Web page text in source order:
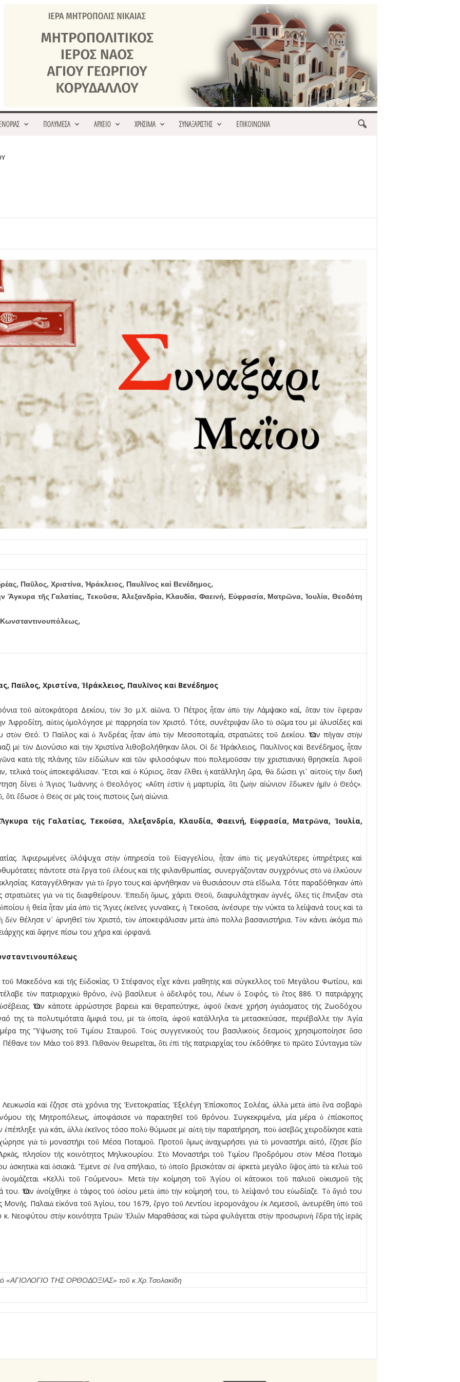
ΠΟΛΥΜΕΣΑ ΑΡΧΕΙΟ ΧΡΗΣΙΜΑ ΣΥΝΑΞΑΡΙΣΤΗΣ ΕΠΙΚΟΙΝΩΝΙΑ
Παῦλος, Χριστίνα, Ἡράκλειος, Παυλῖνος καὶ Βενέδημος,
νἌγκυρα τῆς Γαλατίας, Τεκοῦσα, Ἀλεξανδρία, Κλαυδία, Φαεινή, Εὐφρασία, Ματρῶνα, Ἰουλία, Θεοδότη
Παῦλος, Χριστίνα, Ἡράκλειος, Παυλῖνος καὶΒενέδημος
τοῦ αὐτοκράτορα Δεκίου, τὸν 3ο μ.Χ. αἰῶνα. Ὁ Πέτρος ἦταν ἀπὸ τὴν Λάμψακο καί, ὅταν τὸν ἔφεραν
Ἀφροδίτη, αὐτὸς ὁμολόγησε μὲ παρρησία τὸν Χριστό. Τότε, συνέτριψαν ὅλο τὸ σῶμα του μὲ ἁλυσίδες καὶ
στὸν Θεό. Ὁ Παῦλος καὶ ὁ Ἀνδρέας ἦταν ἀπὸ τὴν Μεσοποταμία, στρατιῶτες τοῦ Δεκίου. Ὅταν πῆγαν στὴν
μὲ τὸν Διονύσιο καὶ τὴν Χριστίνα λιθοβολήθηκαν ὅλοι. Οἱ δὲ Ἡράκλειος, Παυλῖνος καὶ Βενέδημος, ἦταν
κατὰ τῆς πλάνης τῶν εἰδώλων καὶ τῶν φιλοσόφων ποὺ πολεμοῦσαν τὴν χριστιανικὴ θρησκεία. Ἀφοῦ
τελικά τοὺς ἀποκεφάλισαν. Ἔτσι καὶ ὁ Κύριος, ὅταν ἔλθει ἡ κατάλληλη ὥρα, θὰ δώσει γι᾿ αὐτοὺς τὴν δική
δίνει ὁ Ἅγιος Ἰωάννης ὁ Θεολόγος: «Αὕτη ἐστὶν ἡ μαρτυρία, ὅτι ζωὴν αἰώνιον ἔδωκεν ἡμῖν ὁ Θεός».
ἔδωσε ὁ Θεὸς σὲ μᾶς τοὺς πιστοὺς ζωὴ αἰώνια.
Ἄγκυρα τῆς Γαλατίας, Τεκοῦσα, Ἀλεξανδρία, Κλαυδία, Φαεινή, Εὐφρασία, Ματρῶνα, Ἰουλία,
Ἀφιερωμένες ὁλόψυχα στὴν ὑπηρεσία τοῦ Εὐαγγελίου, ἦταν ἀπὸ τὶς μεγαλύτερες ὑπηρέτριες καὶ
πάντοτε στὰ ἔργα τοῦ ἐλέους καὶ τῆς φιλανθρωπίας, συνεργάζονταν συγχρόνως στὸ νὰ ἑλκύουν
Καταγγέλθηκαν γιὰ τὸ ἔργο τους καὶ ἀρνήθηκαν νὰ θυσιάσουν στὰ εἴδωλα. Τότε παραδόθηκαν ἀπὸ
γιὰ νὰ τὶς διαφθείρουν. Ἐπειδὴ ὅμως, χάριτι Θεοῦ, διαφυλάχτηκαν ἁγνές, ὅλες τὶς ἔπνιξαν στὰ
ἡ θεία ἦταν μία ἀπὸ τὶς Ἅγιες ἐκεῖνες γυναῖκες, ἡ Τεκοῦσα, ἀνέσυρε τὴν νύκτα τὰ λείψανά τους καὶ τὰ
θέλησε ν᾿ ἀρνηθεῖ τὸν Χριστό, τὸν ἀποκεφάλισαν μετὰ ἀπὸ πολλὰ βασανιστήρια. Τὸν κάνει ἀκόμα πιὸ
καὶ ἄφηνε πίσω του χήρα καὶ ὀρφανά.
Μακεδόνα καὶ τῆς Εὐδοκίας. Ὁ Στέφανος εἶχε κάνει μαθητὴς καὶ σύγκελλος τοῦ Μεγάλου Φωτίου, καὶ
τὸν πατριαρχικὸ θρόνο, ἐνῷ βασίλευε ὁ ἀδελφός του, Λέων ὁ Σοφός, τὸ ἔτος 886. Ὁ πατριάρχης
Ὅταν κάποτε ἀρρώστησε βαρειὰ καὶ θεραπεύτηκε, ἀφοῦ ἔκανε χρήση ἁγιάσματος τῆς Ζωοδόχου
της τὰ πολυτιμότατα ἄμφιά του, μὲ τὰ ὁποῖα, ἀφοῦ κατάλληλα τὰ μετασκεύασε, περιέβαλλε τὴν Ἁγία
της Ὕψωσης τοῦ Τιμίου Σταυροῦ. Τοὺς συγγενικούς του βασιλικοὺς δεσμοὺς χρησιμοποίησε ὅσο
τὸν Μάιο τοῦ 893. Πιθανὸν θεωρεῖται, ὅτι ἐπὶ τῆς πατριαρχίας του ἐκδόθηκε τὸ πρῶτο Σύνταγμα τῶν
καὶ ἔζησε στὰ χρόνια της Ἐνετοκρατίας. Ἐξελέγη Ἐπίσκοπος Σολέας, ἀλλὰ μετὰ ἀπὸ ἕνα σοβαρὸ
τῆς Μητροπόλεως, ἀποφάσισε νὰ παραιτηθεῖ τοῦ θρόνου. Συγκεκριμένα, μία μέρα ὁ ἐπίσκοπος
γιὰ κάτι, ἀλλὰ ἐκεῖνος τόσο πολὺ θύμωσε μὲ αὐτὴ τὴν παρατήρηση, ποὺ ἀσεβῶς χειροδίκησε κατὰ
γιὰ τὸ μοναστήρι τοῦ Μέσα Ποταμοῦ. Προτοῦ ὅμως ἀναχωρήσει γιὰ τὸ μοναστήρι αὐτό, ἔζησε βίο
πλησίον τῆς κοινότητος Μηλικουρίου. Στὸ Μοναστήρι τοῦ Τιμίου Προδρόμου στὸν Μέσα Ποταμὸ
ἀσκητικὰ καὶ ὁσιακά. Ἔμενε σὲ ἕνα σπήλαιο, τὸ ὁποῖο βρισκόταν σὲ ἀρκετὰ μεγάλο ὕψος ἀπὸ τὰ κελιὰ τοῦ
«Κελλὶ τοῦ Γούμενου». Μετὰ τὴν κοίμηση τοῦ Ἁγίου οἱ κάτοικοι τοῦ παλιοῦ οἰκισμοῦ τῆς
του. Ὅταν ἀνοίχθηκε ὁ τάφος τοῦ ὁσίου μετὰ ἀπὸ τὴν κοίμησή του, τὸ λείψανό του εὐωδίαζε. Τὸ ἅγιό του
Μονῆς. Παλαιὰ εἰκόνα τοῦ Ἁγίου, του 1679, ἔργο τοῦ Λεντίου ἱερομονάχου ἐκ Λεμεσοῦ, ἀνευρέθη ὑπὸ τοῦ
Νεοφύτου στὴν κοινότητα Τριῶν Ἐλιῶν Μαραθάσας καὶ τώρα φυλάγεται στὴν προσωρινὴ ἕδρα τῆς ἱερᾶς
τό «ΑΓΙΟΛΟΓΙΟ ΤΗΣ ΟΡΘΟΔΟΞΙΑΣ» τοῦ κ.Χρ.Τσολακίδη